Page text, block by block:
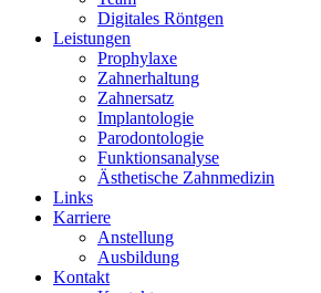
Digitales Röntgen
Leistungen
Prophylaxe
Zahnerhaltung
Zahnersatz
Implantologie
Parodontologie
Funktionsanalyse
Ästhetische Zahnmedizin
Links
Karriere
Anstellung
Ausbildung
Kontakt